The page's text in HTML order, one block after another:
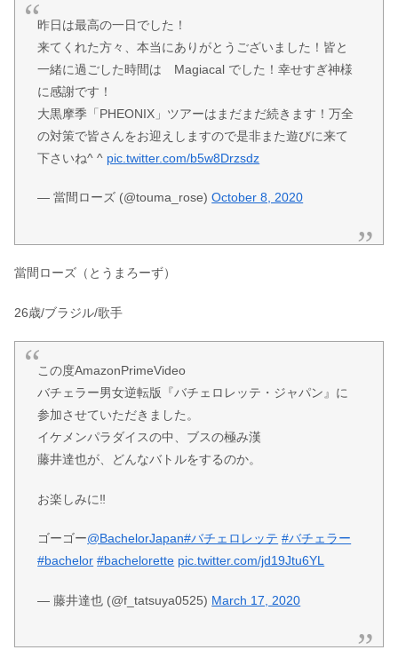
昨日は最高の一日でした！
来てくれた方々、本当にありがとうございました！皆と
一緒に過ごした時間は Magiacal でした！幸せすぎ神様
に感謝です！
大黒摩季「PHEONIX」ツアーはまだまだ続きます！万全
の対策で皆さんをお迎えしますので是非また遊びに来て
下さいね^ ^ pic.twitter.com/b5w8Drzsdz
— 當間ローズ (@touma_rose)October 8, 2020
當間ローズ（とうまろーず）
26歳/ブラジル/歌手
この度AmazonPrimeVideo
バチェラー男女逆転版『バチェロレッテ・ジャパン』に
参加させていただきました。
イケメンパラダイスの中、ブスの極み漢
藤井達也が、どんなバトルをするのか。
お楽しみに‼️
ゴーゴー@BachelorJapan#バチェロレッテ #バチェラー
#bachelor #bachelorette pic.twitter.com/jd19Jtu6YL
— 藤井達也 (@f_tatsuya0525) March 17, 2020